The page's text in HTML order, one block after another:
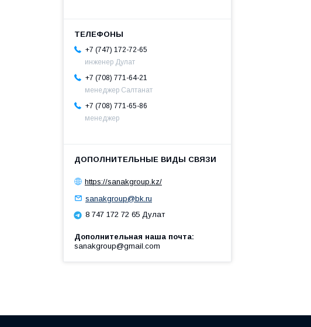
+7 (747) 172-72-65
инженер Дулат
+7 (708) 771-64-21
менеджер Салтанат
+7 (708) 771-65-86
менеджер
https://sanakgroup.kz/
sanakgroup@bk.ru
8 747 172 72 65 Дулат
Дополнительная наша почта
sanakgroup@gmail.com